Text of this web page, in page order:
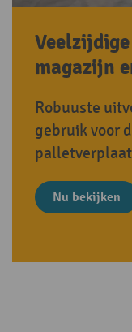
magazijn
Robuuste
gebruik voor
Nu bekijken